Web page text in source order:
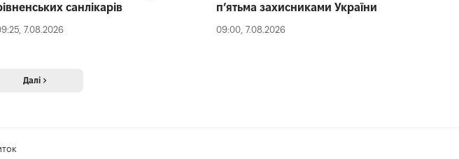
санлікарів
7.08.2026
п’ятьма захисниками України
09:00, 7.08.2026
Далі